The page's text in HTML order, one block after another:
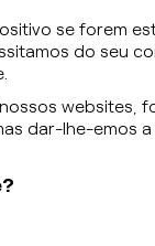
se forem
do seu
dar-lhe-